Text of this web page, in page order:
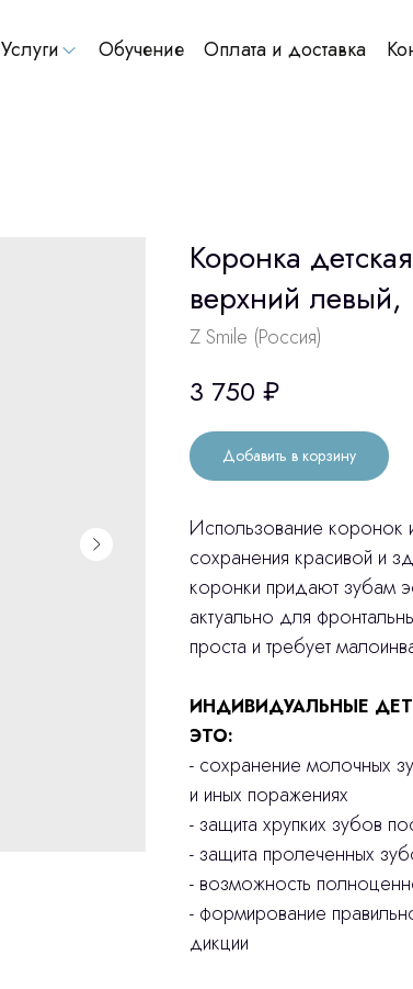
Обучение
Услуги Оплата и доставка
Коронка
верхний левый,
Z Smile (Россия)
3 750 ₽
Добавить в корзину
Использование коронок
сохранения красивой и
коронки придают зубам
актуально для
проста и требует
ИНДИВИДУАЛЬНЫЕ
ЭТО:
- сохранение молочных
и иных поражениях
- защита хрупких зубов
- защита пролеченных
- возможность
- формирование
дикции